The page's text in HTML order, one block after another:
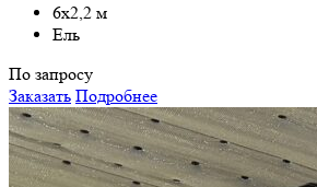
6х2,2 м
Ель
По запросу
Заказать Подробнее